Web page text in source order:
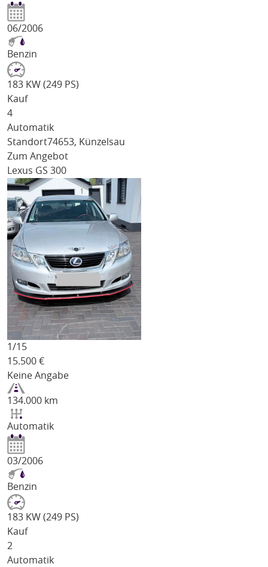
06/2006
Benzin
183 KW (249 PS)
Kauf
4
Automatik
Standort74653, Künzelsau
Zum Angebot
Lexus GS 300
1/15
15.500 €
Keine Angabe
134.000 km
Automatik
03/2006
Benzin
183 KW (249 PS)
Kauf
2
Automatik